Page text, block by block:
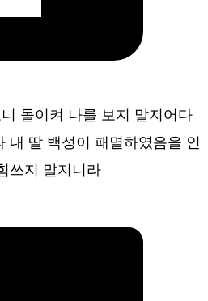
돌이켜 나를 보지 말지어다
내 딸 백성이 패멸하였음을 인
쓰지 말지니라